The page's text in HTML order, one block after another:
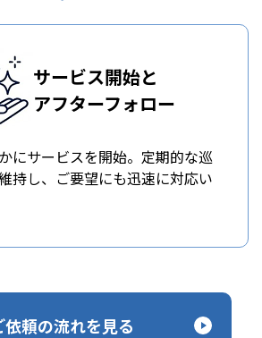
サービス開始と
アフターフォロー
にサービスを開始。定期的な巡
持し、ご要望にも迅速に対応い
依頼の流れを見る